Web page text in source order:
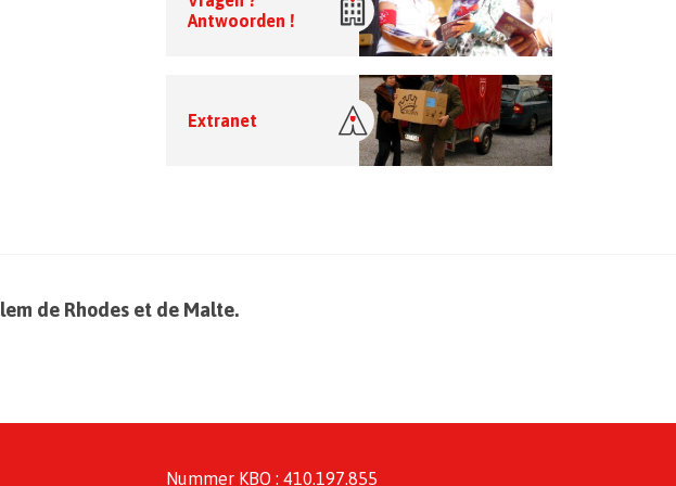
Antwoorden !
Extranet
de Rhodes et de Malte.
Nummer KBO : 410.197.855